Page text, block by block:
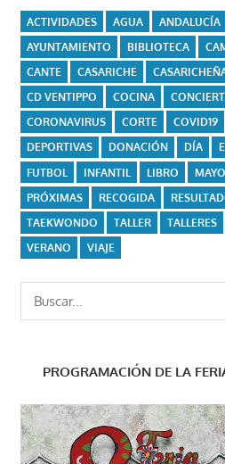
ACTIVIDADES AGUA ANDALUCÍA
AYUNTAMIENTO
BIBLIOTECA
CANTE
CASARICHE
CD VENTIPPO
COCINA
CORONAVIRUS
CORTE COVID19
DEPORTIVAS
DONACIÓN DÍA
FUTBOL
INFANTIL LIBRO
PRÓXIMAS
RECOGIDA
TAEKWONDO
TALLER TALLERES
VERANO
VIAJE
Buscar:
PROGRAMACIÓN DE LA